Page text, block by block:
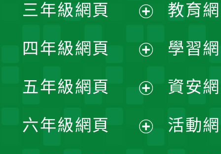
選
單
開
選
單
三年級網頁
開
選
單
四年級網頁
開
選
五年級網頁
開
六年級網頁
教育
學習
資安
活動